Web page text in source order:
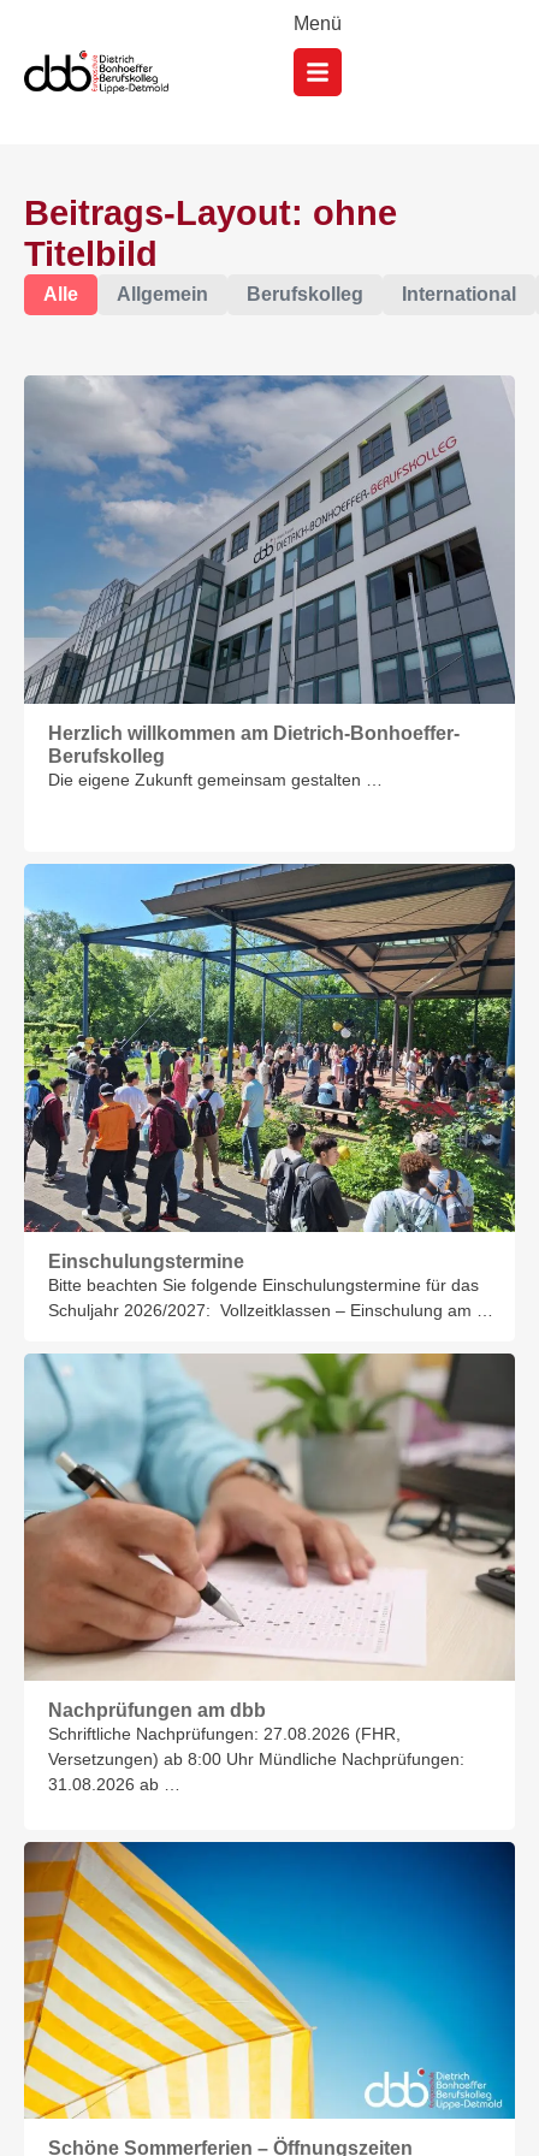
Menü
Beitrags-Layout: ohne
Titelbild
Allgemein Berufskolleg International
Alle
Herzlich willkommen am Dietrich-Bonhoeffer-
Berufskolleg
Die eigene Zukunft gemeinsam gestalten …
Einschulungstermine
Bitte beachten Sie folgende Einschulungstermine für das
Schuljahr 2026/2027: Vollzeitklassen – Einschulung am …
Nachprüfungen am dbb
Schriftliche Nachprüfungen: 27.08.2026 (FHR,
Versetzungen) ab 8:00 Uhr Mündliche Nachprüfungen:
31.08.2026 ab …
Schöne Sommerferien – Öffnungszeiten